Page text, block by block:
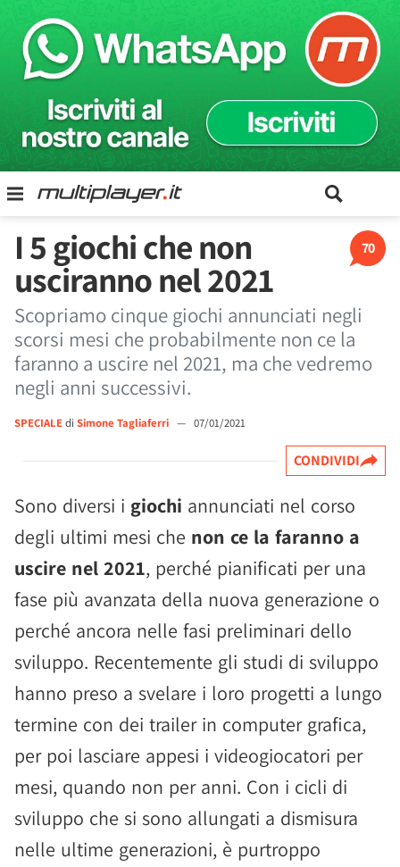
70
I 5 giochi che non
usciranno nel 2021
Scopriamo cinque giochi annunciati negli
scorsi mesi che probabilmente non ce la
faranno a uscire nel 2021, ma che vedremo
negli anni successivi.
SPECIALEdi Simone Tagliaferri — 07/01/2021
CONDIVIDI
Sono diversi i giochi annunciati nel corso
degli ultimi mesi che non ce la faranno a
uscire nel 2021, perché pianificati per una
fase più avanzata della nuova generazione o
perché ancora nelle fasi preliminari dello
sviluppo. Recentemente gli studi di sviluppo
hanno preso a svelare i loro progetti a lungo
termine con dei trailer in computer grafica,
per poi lasciare appesi i videogiocatori per
mesi, quando non per anni. Con i cicli di
sviluppo che si sono allungati a dismisura
nelle ultime generazioni, è purtroppo